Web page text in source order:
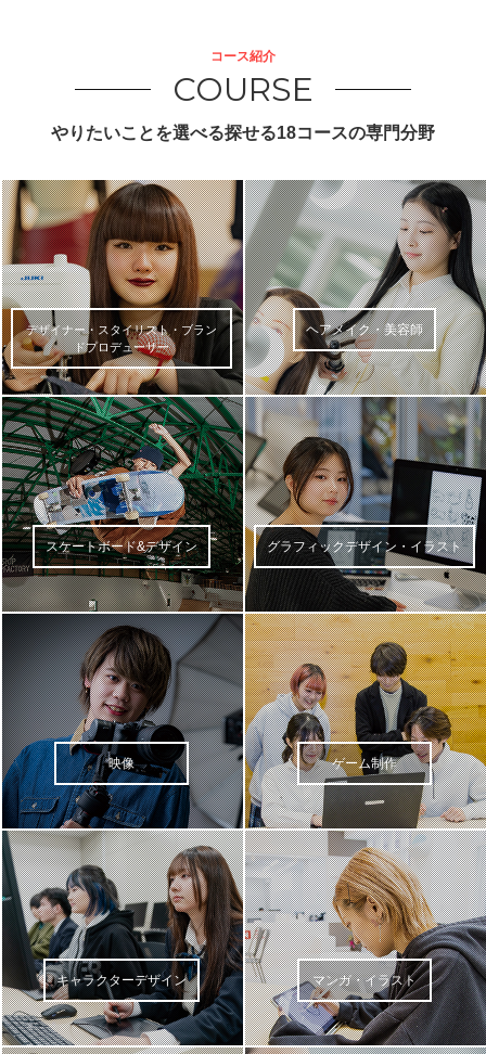
コース紹介
COURSE
やりたいことを選べる探せる18コースの専門分野
デザイナー・スタイリスト・ブラン
ドプロデューサー
ヘアメイク・美容師
スケートボード&デザイン グラフィックデザイン・イラスト
映像 ゲーム制作
キャラクターデザイン マンガ・イラスト